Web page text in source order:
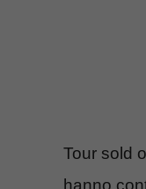
Tour sold
hanno